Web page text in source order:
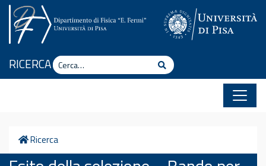
Vai al contenuto
RICERCACerca Cerca
Home
Ricerca